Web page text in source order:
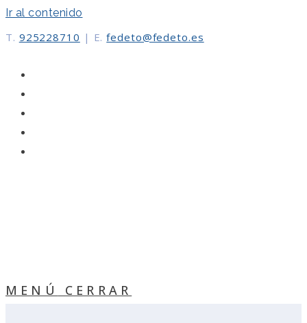
Ir al contenido
T. 925228710 | E. fedeto@fedeto.es
MENÚ CERRAR